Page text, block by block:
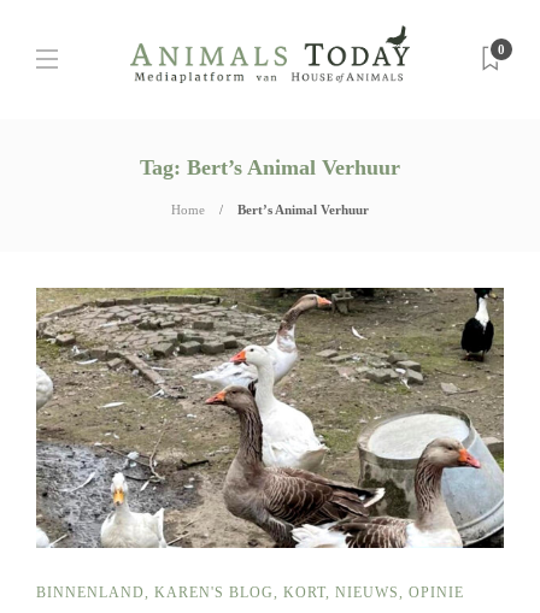
0
Tag: Bert’s Animal Verhuur
Home Bert’s Animal Verhuur
BINNENLAND, KAREN'S BLOG, KORT, NIEUWS, OPINIE